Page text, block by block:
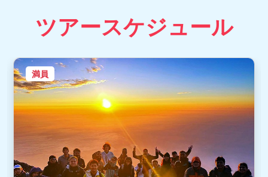
ツアースケジュール
満員